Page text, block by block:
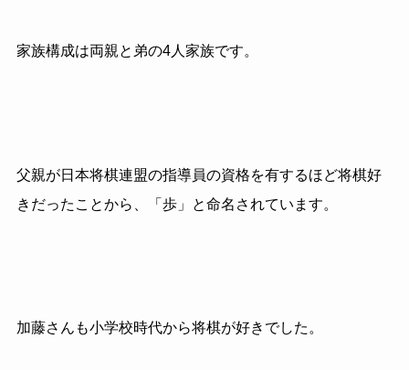
家族構成は両親と弟の4人家族です。
父親が日本将棋連盟の指導員の資格を有するほど将棋好
きだったことから、「歩」と命名されています。
加藤さんも小学校時代から将棋が好きでした。